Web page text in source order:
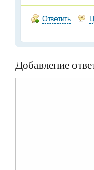
Ответить
Добавление